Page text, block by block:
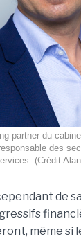
partner du
des
(Crédit
de
même si